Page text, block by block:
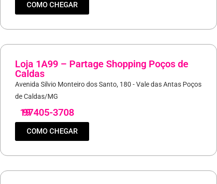
COMO CHEGAR
Loja 1A99 – Partage Shopping Poços de
Caldas
Avenida Silvio Monteiro dos Santo, 180 - Vale das Antas Poços
de Caldas/MG
19
97405-3708
COMO CHEGAR